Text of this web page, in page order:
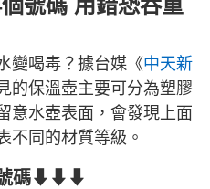
變喝毒？據台媒《中天新
的保溫壺主要可分為塑膠
意水壺表面，會發現上面
不同的材質等級。
碼⬇⬇⬇